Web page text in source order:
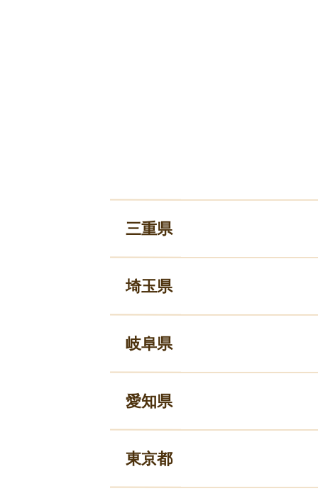
三重県
埼玉県
岐阜県
愛知県
東京都